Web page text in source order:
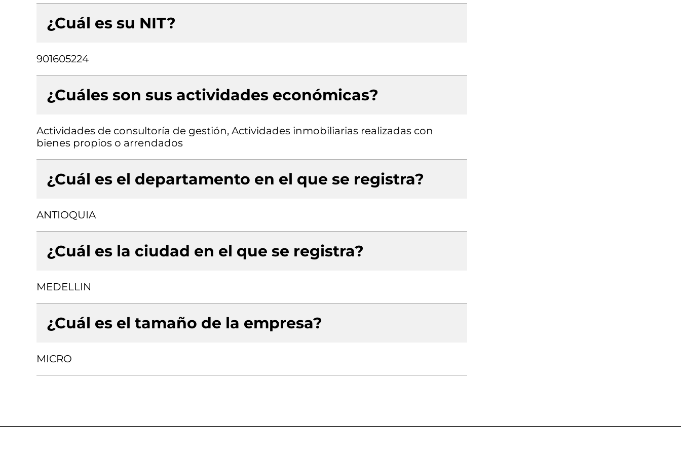
¿Cuál es su NIT?
901605224
¿Cuáles son sus actividades económicas?
Actividades de consultoría de gestión, Actividades inmobiliarias realizadas con
bienes propios o arrendados
¿Cuál es el departamento en el que se registra?
ANTIOQUIA
¿Cuál es la ciudad en el que se registra?
MEDELLIN
¿Cuál es el tamaño de la empresa?
MICRO